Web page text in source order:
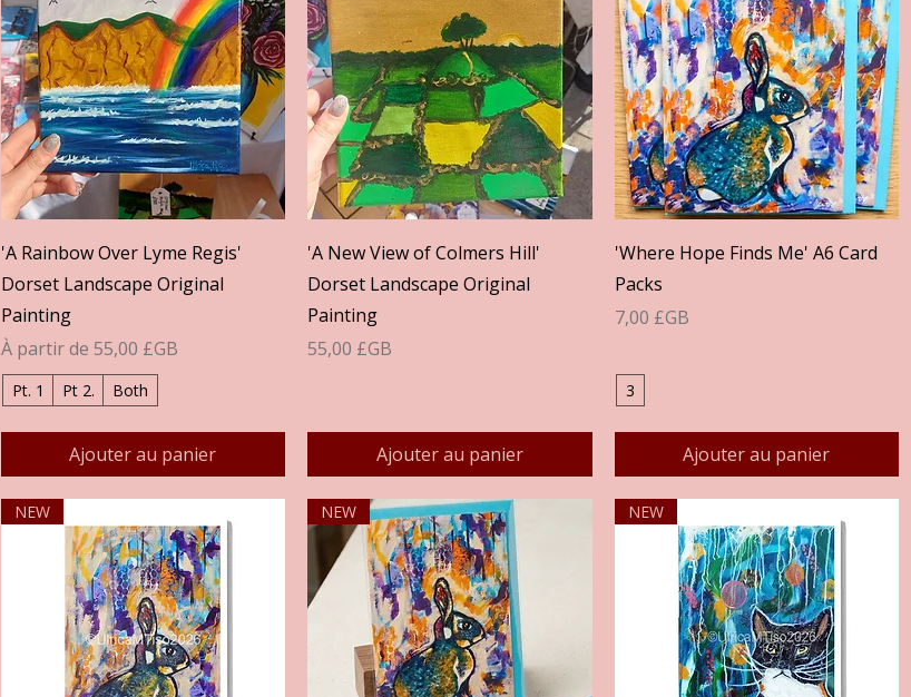
Aperçu rapide
'A Rainbow Over Lyme Regis'
Dorset Landscape Original
Painting
À partir de 55,00 £GB
Prix promotionnel
Pt. 1 Pt 2. Both
Ajouter au panier
Aperçu rapide
'A New View of Colmers Hill'
Dorset Landscape Original
Painting
Prix
55,00 £GB
Ajouter au panier
Aperçu rapide
'Where Hope Finds Me' A6 Card
Packs
Prix
7,00 £GB
3
Ajouter au panier
NEW NEW NEW